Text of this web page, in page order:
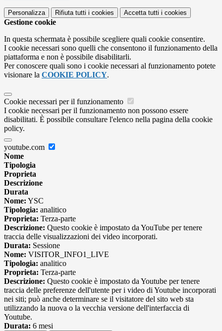
Personalizza Rifiuta tutti i cookies Accetta tutti i cookies
Gestione cookie
In questa schermata è possibile scegliere quali cookie consentire.
I cookie necessari sono quelli che consentono il funzionamento della
piattaforma e non è possibile disabilitarli.
Per conoscere quali sono i cookie necessari al funzionamento potete
visionare la COOKIE POLICY.
Cookie necessari per il funzionamento
I cookie necessari per il funzionamento non possono essere
disabilitati. È possibile consultare l'elenco nella pagina della cookie
policy.
youtube.com
Nome
Tipologia
Proprieta
Descrizione
Durata
Nome: YSC
Tipologia: analitico
Proprieta: Terza-parte
Descrizione: Questo cookie è impostato da YouTube per tenere
traccia delle visualizzazioni dei video incorporati.
Durata: Sessione
Nome: VISITOR_INFO1_LIVE
Tipologia: analitico
Proprieta: Terza-parte
Descrizione: Questo cookie è impostato da Youtube per tenere
traccia delle preferenze dell'utente per i video di Youtube incorporati
nei siti; può anche determinare se il visitatore del sito web sta
utilizzando la nuova o la vecchia versione dell'interfaccia di
Youtube.
Durata: 6 mesi